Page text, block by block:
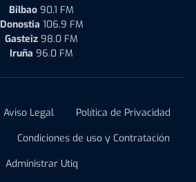
Bilbao 90.1 FM
Donostia 106.9 FM
Gasteiz 98.0 FM
Iruña 96.0 FM
Aviso Legal
Política de Privacidad
Condiciones de uso y Contratación
Administrar Utiq